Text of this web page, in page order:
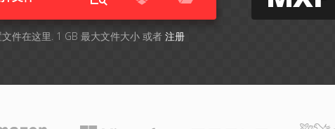
文件在这里. 1 GB 最大文件大小 或者 注册